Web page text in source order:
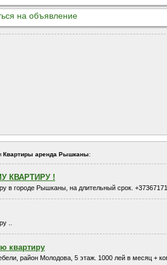
на объявление
Квартиры аренда Рышканы:
КВАРТИРУ !
в городе Рышканы, на длительный срок.
..
квартиру
район Молодова, 5 этаж. 1000 лей в месяц +